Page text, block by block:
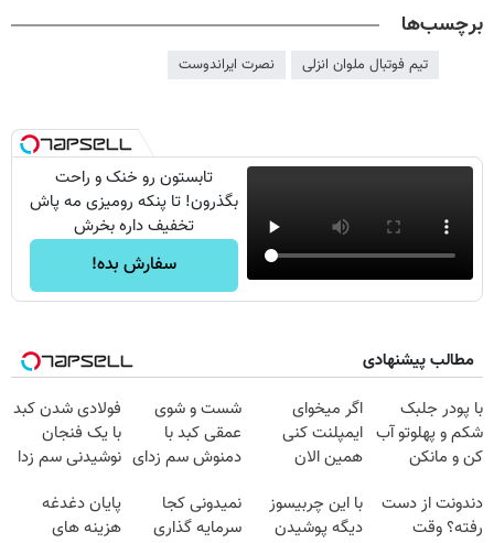
برچسب‌ها
تیم فوتبال ملوان انزلی نصرت ایراندوست
تابستون رو خنک و راحت
بگذرون! تا پنکه رومیزی مه پاش
تخفیف داره بخرش
سفارش بده!
مطالب پیشنهادی
با پودر جلبک
شکم و پهلوتو آب
کن و مانکن
امشب)
اگر میخوای
ایمپلنت کنی
همین الان
۲۵ میلیون
تومان!!!
شست و شوی
عمقی کبد با
دمنوش سم زدای
فولادی شدن کبد
با یک فنجان
نوشیدنی سم زدا
دندونت از دست
رفته؟ وقت
با این چربیسوز
دیگه پوشیدن
نمیدونی کجا
سرمایه گذاری
پایان دغدغه
هزینه های